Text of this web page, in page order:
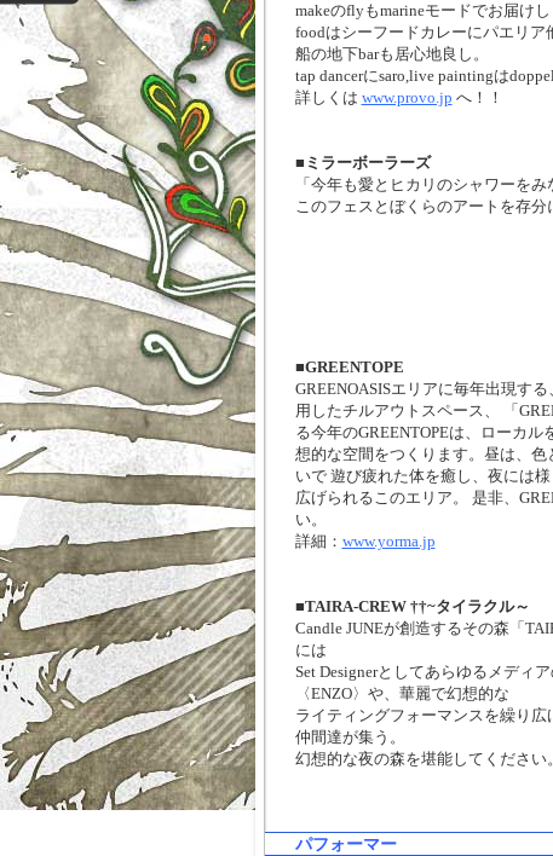
makeのflyもmarineモードでお届けし
foodはシーフードカレーにパエリア
船の地下barも居心地良し。
tap dancerにsaro,live paintingは
詳しくは www.provo.jp へ！！
■ミラーボーラーズ
「今年も愛とヒカリのシャワーを
このフェスとぼくらのアートを存分
■GREENTOPE
GREENOASISエリアに毎年出現す
用したチルアウトスペース、 「
る今年のGREENTOPEは、ローカ
想的な空間をつくります。昼は、
いで 遊び疲れた体を癒し、夜には
広げられるこのエリア。 是非、
い。
詳細： www.yorma.jp
■TAIRA-CREW ††~タイラクル～
Candle JUNEが創造するその森「
には
Set Designerとしてあらゆるメディ
〈ENZO〉や、華麗で幻想的な
ライティングフォーマンスを繰り
仲間達が集う。
幻想的な夜の森を堪能してください。
パフォーマー